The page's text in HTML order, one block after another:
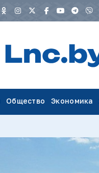
Общество Экономика